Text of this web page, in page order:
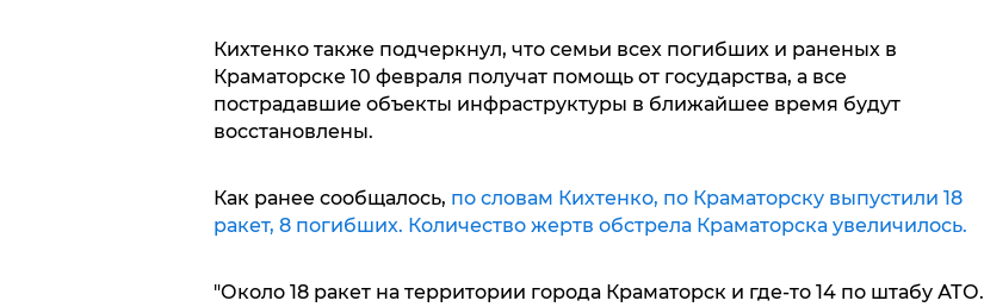
Кихтенко также подчеркнул, что семьи всех погибших и раненых в
Краматорске 10 февраля получат помощь от государства, а все
пострадавшие объекты инфраструктуры в ближайшее время будут
восстановлены.
Как ранее сообщалось, по словам Кихтенко, по Краматорску выпустили 18
ракет, 8 погибших. Количество жертв обстрела Краматорска увеличилось.
"Около 18 ракет на территории города Краматорск и где-то 14 по штабу АТО.